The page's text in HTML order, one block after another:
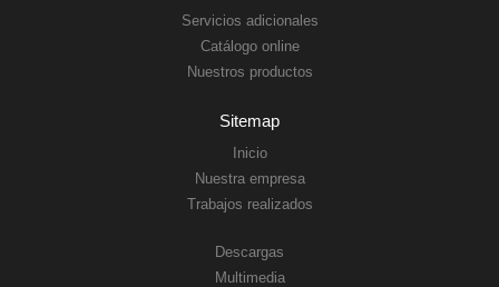
Servicios adicionales
Catálogo online
Nuestros productos
Sitemap
Inicio
Nuestra empresa
Trabajos realizados
Descargas
Multimedia